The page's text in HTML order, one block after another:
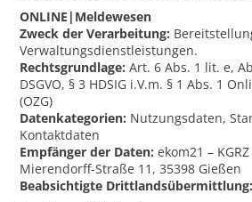
ONLINE|Meldewesen
Zweck der Verarbeitung:
Verwaltungsdienstleistungen.
Rechtsgrundlage: Art. 6 Abs. 1 lit. e,
DSGVO, § 3 HDSIG i.V.m. § 1 Abs. 1
(OZG)
Datenkategorien: Nutzungsdaten,
Kontaktdaten
Empfänger der Daten: ekom21 –
Mierendorff-Straße 11, 35398 Gießen
Beabsichtigte Drittlandsübermittlung: